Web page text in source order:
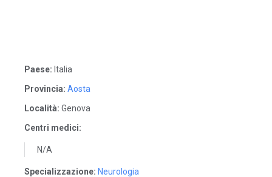
Paese: Italia
Provincia: Aosta
Località: Genova
Centri medici:
N/A
Specializzazione: Neurologia